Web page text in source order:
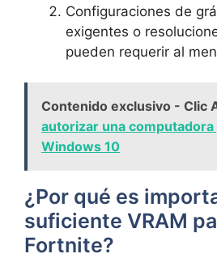
Configuraciones de
exigentes o
pueden requerir al
Contenido exclusivo - Clic
autorizar una computadora
Windows 10
¿Por qué es
suficiente VRAM
Fortnite?